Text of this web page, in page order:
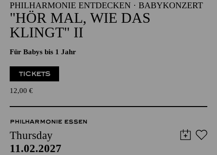
PHILHARMONIE ENTDECKEN · BABYKONZERT
"HÖR MAL, WIE DAS
KLINGT" II
Für Babys bis 1 Jahr
TICKETS
12,00 €
PHILHARMONIE ESSEN
Thursday
11.02.2027